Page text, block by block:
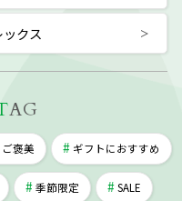
クス
AG
褒美 ギフトにおすすめ
季節限定 SALE